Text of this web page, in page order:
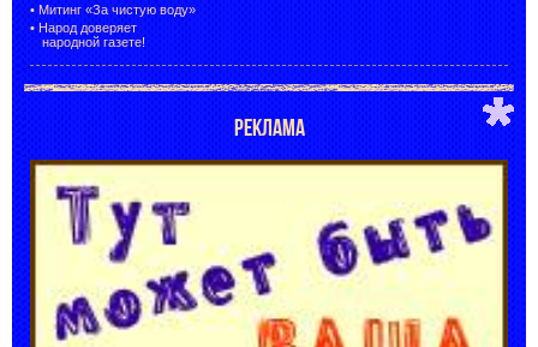
• Митинг «За чистую воду»
• Народ доверяет
народной газете!
РЕКЛАМА